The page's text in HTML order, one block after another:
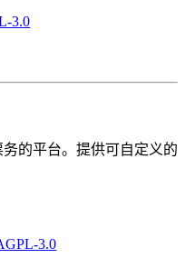
3.0
的平台。提供可自定义的
3.0